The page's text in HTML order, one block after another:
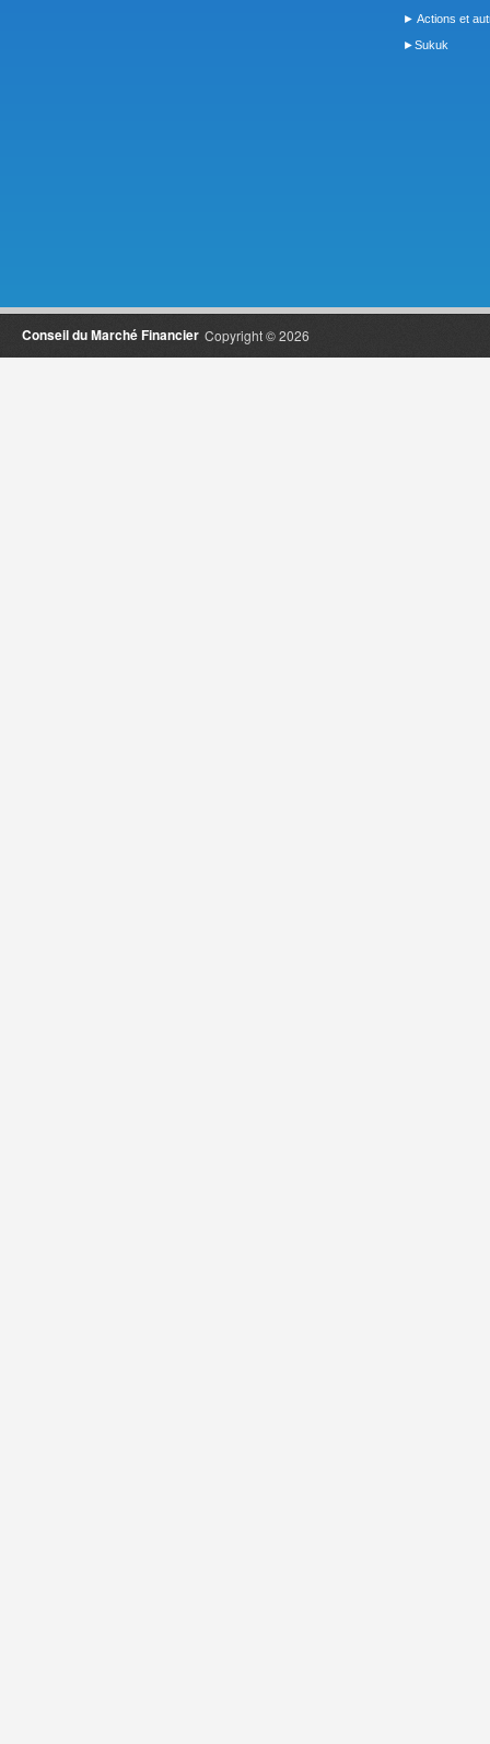
► Actions et
►Sukuk
Copyright © 2026
Conseil du Marché Financier